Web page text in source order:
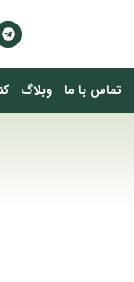
تماس با ما وبلاگ